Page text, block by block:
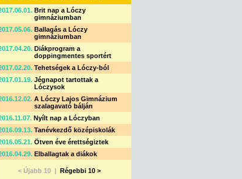
Brit nap a Lóczy
gimnáziumban
Ballagás a Lóczy
gimnáziumban
Diákprogram a
doppingmentes sportért
Tehetségek a Lóczy-ból
Jégnapot tartottak a
Lóczysok
A Lóczy Lajos Gimnázium
szalagavató bálján
Nyílt nap a Lóczyban
Tanévkezdő középiskolák
Ötven éve érettségiztek
Elballagtak a diákok
< Újabb 10 | Régebbi 10 >